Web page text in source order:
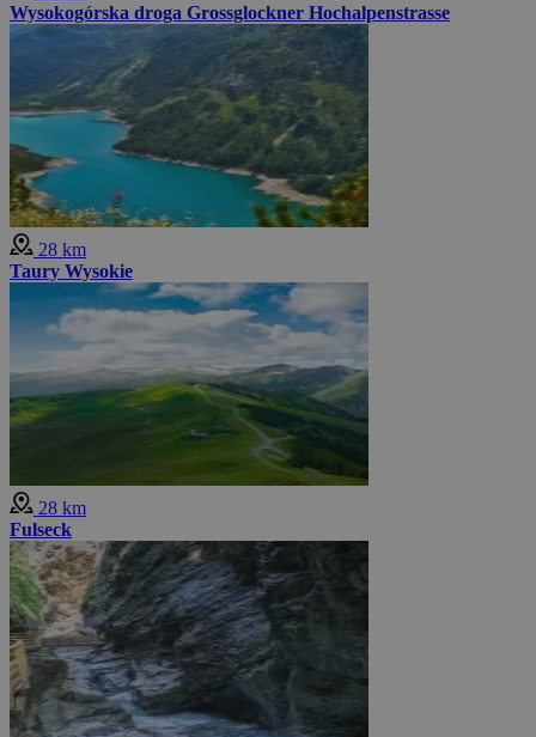
Wysokogórska droga Grossglockner Hochalpenstrasse
28 km
Taury Wysokie
28 km
Fulseck